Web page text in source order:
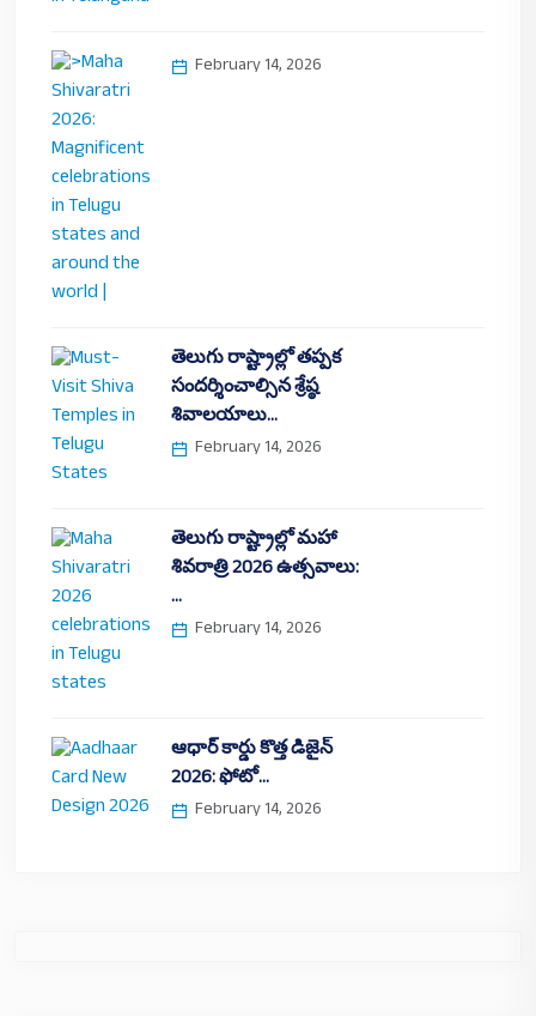
February 14, 2026
తెలుగు రాష్ట్రాల్లో తప్పక
సందర్శించాల్సిన శ్రేష్ఠ
శివాలయాలు…
February 14, 2026
తెలుగు రాష్ట్రాల్లో మహా
శివరాత్రి 2026 ఉత్సవాలు:
…
February 14, 2026
ఆధార్ కార్డు కొత్త డిజైన్
2026: ఫోటో…
February 14, 2026